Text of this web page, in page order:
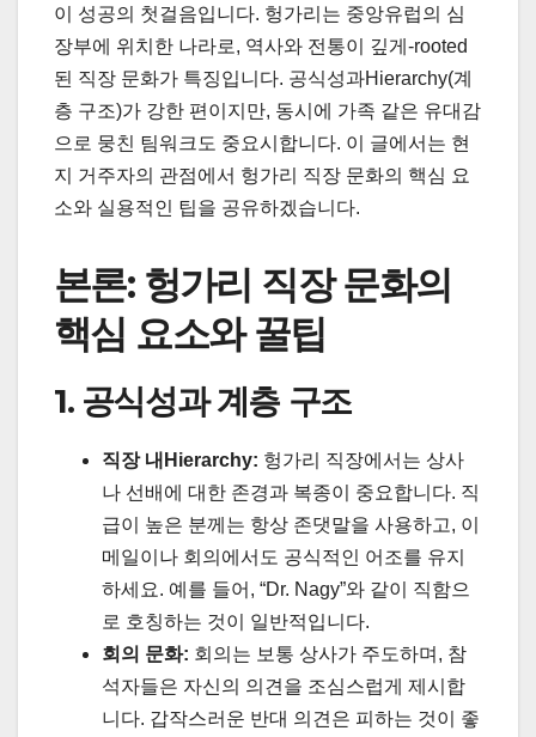
이 성공의 첫걸음입니다. 헝가리는 중앙유럽의 심
장부에 위치한 나라로, 역사와 전통이 깊게-rooted
된 직장 문화가 특징입니다. 공식성과Hierarchy(계
층 구조)가 강한 편이지만, 동시에 가족 같은 유대감
으로 뭉친 팀워크도 중요시합니다. 이 글에서는 현
지 거주자의 관점에서 헝가리 직장 문화의 핵심 요
소와 실용적인 팁을 공유하겠습니다.
본론: 헝가리 직장 문화의
핵심 요소와 꿀팁
1. 공식성과 계층 구조
직장 내Hierarchy: 헝가리 직장에서는 상사
나 선배에 대한 존경과 복종이 중요합니다. 직
급이 높은 분께는 항상 존댓말을 사용하고, 이
메일이나 회의에서도 공식적인 어조를 유지
하세요. 예를 들어, “Dr. Nagy”와 같이 직함으
로 호칭하는 것이 일반적입니다.
회의 문화: 회의는 보통 상사가 주도하며, 참
석자들은 자신의 의견을 조심스럽게 제시합
니다. 갑작스러운 반대 의견은 피하는 것이 좋